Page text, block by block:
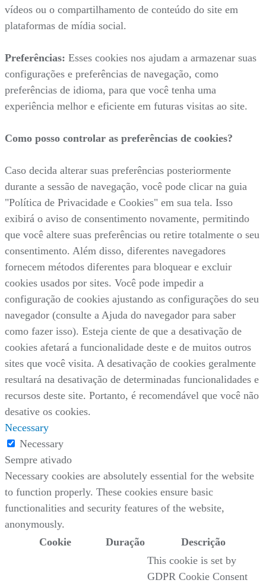
vídeos ou o compartilhamento de conteúdo do site em
plataformas de mídia social.
Preferências: Esses cookies nos ajudam a armazenar suas
configurações e preferências de navegação, como
preferências de idioma, para que você tenha uma
experiência melhor e eficiente em futuras visitas ao site.
Como posso controlar as preferências de cookies?
Caso decida alterar suas preferências posteriormente
durante a sessão de navegação, você pode clicar na guia
"Política de Privacidade e Cookies" em sua tela. Isso
exibirá o aviso de consentimento novamente, permitindo
que você altere suas preferências ou retire totalmente o seu
consentimento. Além disso, diferentes navegadores
fornecem métodos diferentes para bloquear e excluir
cookies usados por sites. Você pode impedir a
configuração de cookies ajustando as configurações do seu
navegador (consulte a Ajuda do navegador para saber
como fazer isso). Esteja ciente de que a desativação de
cookies afetará a funcionalidade deste e de muitos outros
sites que você visita. A desativação de cookies geralmente
resultará na desativação de determinadas funcionalidades e
recursos deste site. Portanto, é recomendável que você não
desative os cookies.
Necessary
Necessary
Sempre ativado
Necessary cookies are absolutely essential for the website
to function properly. These cookies ensure basic
functionalities and security features of the website,
anonymously.
Cookie
Duração Descrição
This cookie is set by
GDPR Cookie Consent